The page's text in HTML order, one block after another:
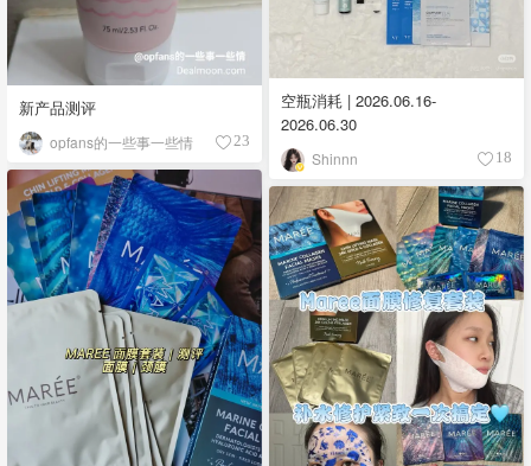
空瓶消耗 | 2026.06.16-
2026.06.30
Shinnn 18
新产品测评
opfans的一些事一些情 23